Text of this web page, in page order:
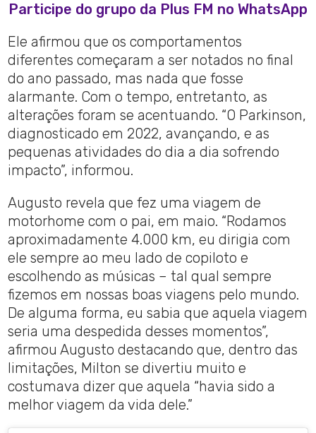
Participe do grupo da Plus FM no WhatsApp
Ele afirmou que os comportamentos
diferentes começaram a ser notados no final
do ano passado, mas nada que fosse
alarmante. Com o tempo, entretanto, as
alterações foram se acentuando. “O Parkinson,
diagnosticado em 2022, avançando, e as
pequenas atividades do dia a dia sofrendo
impacto”, informou.
Augusto revela que fez uma viagem de
motorhome com o pai, em maio. “Rodamos
aproximadamente 4.000 km, eu dirigia com
ele sempre ao meu lado de copiloto e
escolhendo as músicas – tal qual sempre
fizemos em nossas boas viagens pelo mundo.
De alguma forma, eu sabia que aquela viagem
seria uma despedida desses momentos”,
afirmou Augusto destacando que, dentro das
limitações, Milton se divertiu muito e
costumava dizer que aquela “havia sido a
melhor viagem da vida dele.”